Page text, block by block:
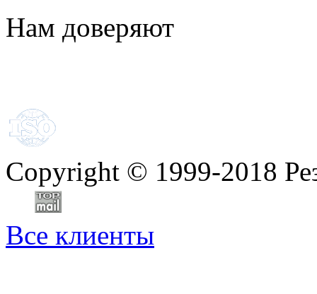
Нам доверяют
Copyright © 1999-2018
Все клиенты